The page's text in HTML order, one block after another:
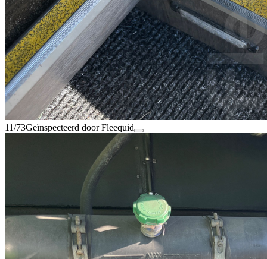
11/73Geïnspecteerd door Fleequid